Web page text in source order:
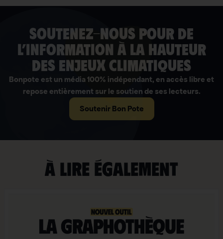
soutenez-nous pour de
l’information à la hauteur
des enjeux climatiques
Bonpote est un média 100% indépendant, en accès libre et
repose entièrement sur le soutien de ses lecteurs.
Soutenir Bon Pote
À lire également